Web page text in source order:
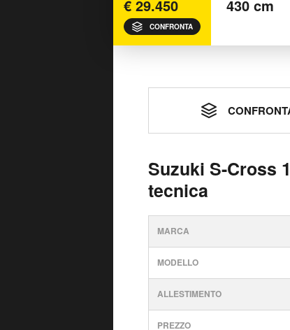
€ 29.450
CONFRONTA
430 cm
Suzuki S-Cross
tecnica
MARCA
MODELLO
ALLESTIMENTO
PREZZO